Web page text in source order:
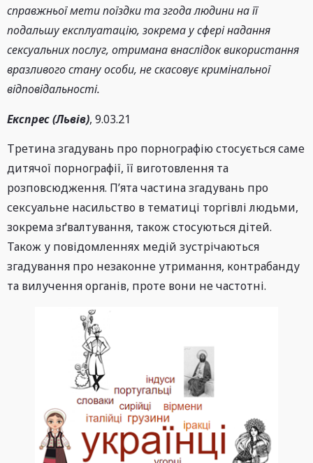
справжньої мети поїздки та згода людини на її
подальшу експлуатацію, зокрема у сфері надання
сексуальних послуг, отримана внаслідок використання
вразливого стану особи, не скасовує кримінальної
відповідальності.
Експрес (Львів), 9.03.21
Третина згадувань про порнографію стосується саме
дитячої порнографії, її виготовлення та
розповсюдження. П’ята частина згадувань про
сексуальне насильство в тематиці торгівлі людьми,
зокрема зґвалтування, також стосуються дітей.
Також у повідомленнях медій зустрічаються
згадування про незаконне утримання, контрабанду
та вилучення органів, проте вони не частотні.